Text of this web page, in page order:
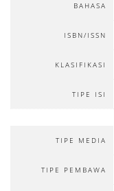
BAHASA
ISBN/ISSN
KLASIFIKASI
TIPE ISI
TIPE MEDIA
TIPE PEMBAWA